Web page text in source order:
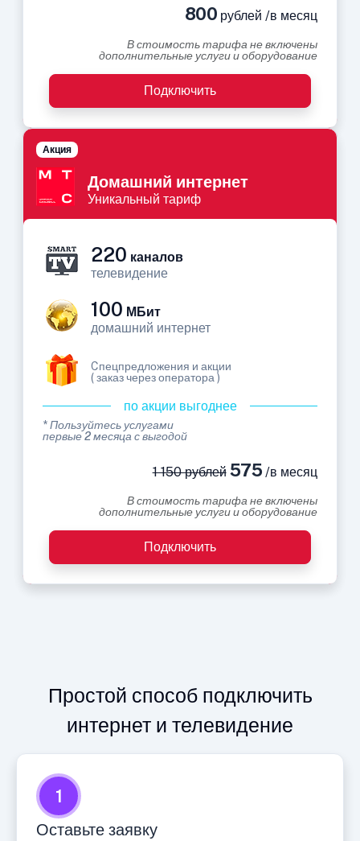
800 рублей /в месяц
В стоимость тарифа не включены
дополнительные услуги и оборудование
Подключить
Домашний интернет
Уникальный тариф
Акция
220 каналов
телевидение
100 МБит
домашний интернет
Cпецпредложения и акции
( заказ через оператора )
по акции выгоднее
* Пользуйтесь услугами
первые 2 месяца с выгодой
1 150 рублей575 /в месяц
В стоимость тарифа не включены
дополнительные услуги и оборудование
Подключить
Простой способ подключить
интернет и телевидение
1
Оставьте заявку